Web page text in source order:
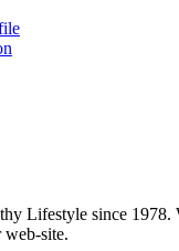
Lifestyle since 1978.
site.